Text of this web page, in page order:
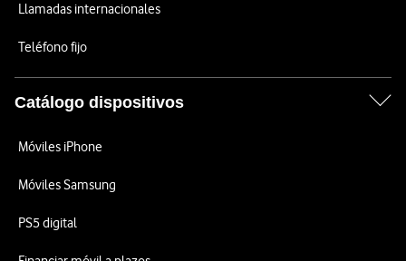
Llamadas internacionales
Teléfono fijo
Catálogo dispositivos
Móviles iPhone
Móviles Samsung
PS5 digital